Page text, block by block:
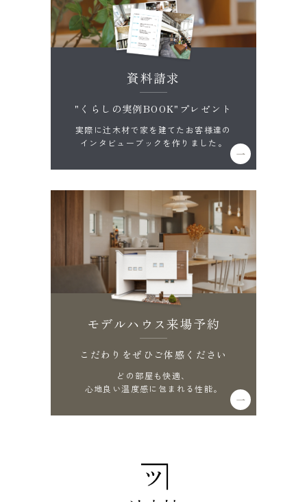
資料請求
"くらしの実例BOOK"プレゼント
実際に辻木材で家を建てたお客様達の
インタビューブックを作りました。
モデルハウス来場予約
こだわりをぜひご体感ください
どの部屋も快適、
心地良い温度感に包まれる性能。